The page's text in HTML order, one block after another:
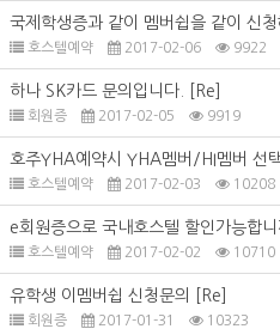
국제학생증과 같이 멤버쉽을 같이 신
호스텔예약 2017-02-06 9922
하나 SK카드 문의입니다. [Re]
회원증 2017-02-05 9919
호주YHA예약시 YHA멤버/HI멤버 선
호스텔예약 2017-02-03 10208
e회원증으로 국내호스텔 할인가능합
호스텔예약 2017-02-02 10710
유학생 이멤버쉽 신청문의 [Re]
회원증 2017-01-31 10323